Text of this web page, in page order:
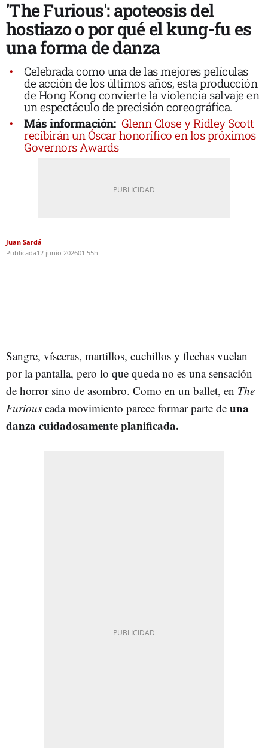
'The Furious': apoteosis del
hostiazo o por qué el kung-fu es
una forma de danza
Celebrada como una de las mejores películas
de acción de los últimos años, esta producción
de Hong Kong convierte la violencia salvaje en
un espectáculo de precisión coreográfica.
Más información: Glenn Close y Ridley Scott
recibirán un Óscar honorífico en los próximos
Governors Awards
Juan Sardá
Publicada12 junio 202601:55h
Sangre, vísceras, martillos, cuchillos y flechas vuelan
por la pantalla, pero lo que queda no es una sensación
de horror sino de asombro. Como en un ballet, en The
Furious cada movimiento parece formar parte de una
danza cuidadosamente planificada.